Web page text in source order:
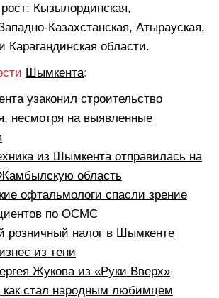
Кызылординская,
Казахстанская, Атырауская,
Карагандинская области.
Шымкента:
узаконил строительство
несмотря на выявленные
из Шымкента отправилась на
область
офтальмологи спасли зрение
по ОСМС
розничный налог в Шымкенте
из тени
Жукова из «Руки Вверх»
как стал народным любимцем